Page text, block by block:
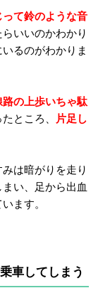
て鈴のような音
いいのかわかり
るのがわかりま
の上歩いちゃ駄
ところ、
片足し
は暗がりを走り
い、足から出血
ます。
車してしまう